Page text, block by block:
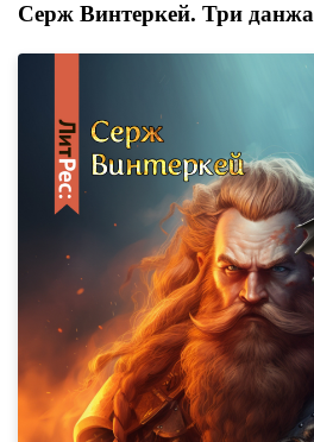
Серж Винтеркей. Три данжа